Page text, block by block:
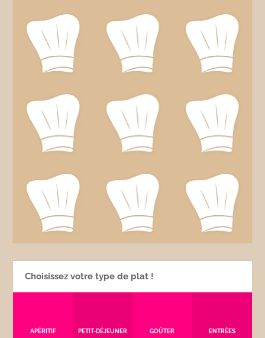
Choisissez votre type de plat !
APÉRITIF PETIT-DÉJEUNER GOÛTER ENTRÉES